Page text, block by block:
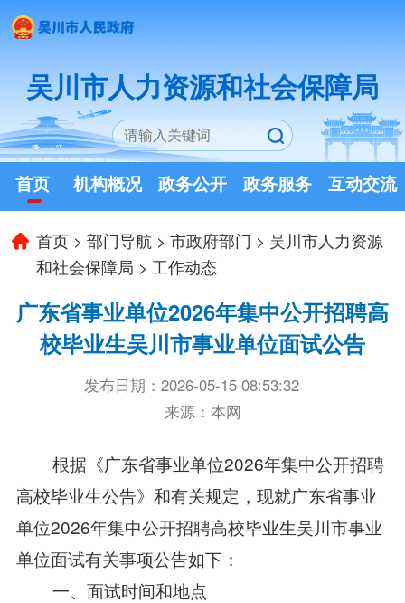
吴川市人力资源和社会保障局
首页 机构概况 政务公开 政务服务 互动交流
首页 >部门导航 >市政府部门 > 吴川市人力资源
和社会保障局 > 工作动态
广东省事业单位2026年集中公开招聘高
校毕业生吴川市事业单位面试公告
发布日期：2026-05-15 08:53:32
来源：本网
根据《广东省事业单位2026年集中公开招聘
高校毕业生公告》和有关规定，现就广东省事业
单位2026年集中公开招聘高校毕业生吴川市事业
单位面试有关事项公告如下：
一、面试时间和地点